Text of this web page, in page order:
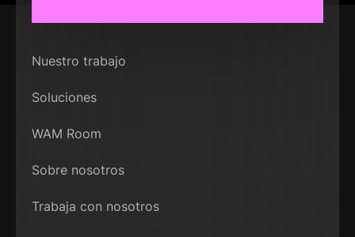
Nuestro trabajo
Soluciones
WAM Room
Sobre nosotros
Trabaja con nosotros